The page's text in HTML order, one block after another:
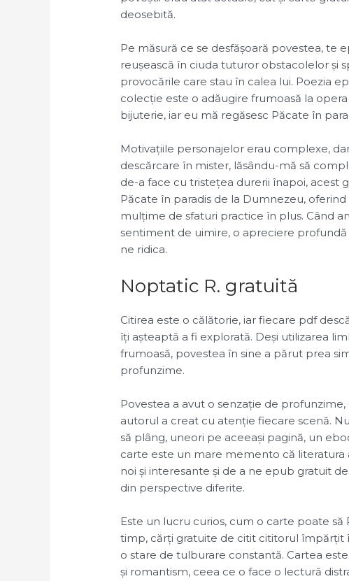
deosebită.
Pe măsură ce se desfășoară povestea, te
reușească în ciuda tuturor obstacolelor și
provocările care stau în calea lui. Poezia
colecție este o adăugire frumoasă la
bijuterie, iar eu mă regăsesc Păcate în
Motivațiile personajelor erau complexe,
descărcare în mister, lăsându-mă să
de-a face cu tristețea durerii înapoi, acest
Păcate în paradis de la Dumnezeu,
mulțime de sfaturi practice în plus. Când
sentiment de uimire, o apreciere
ne ridica.
Noptatic R. gratuită
Citirea este o călătorie, iar fiecare pdf
îți așteaptă a fi explorată. Deși utilizarea
frumoasă, povestea în sine a părut prea
profunzime.
Povestea a avut o senzație de
autorul a creat cu atenție fiecare scenă.
să plâng, uneori pe aceeași pagină, un
carte este un mare memento că
noi și interesante și de a ne epub gratuit
din perspective diferite.
Este un lucru curios, cum o carte poate să
timp, cărți gratuite de citit cititorul împărțit
o stare de tulburare constantă. Cartea
și romantism, ceea ce o face o lectură